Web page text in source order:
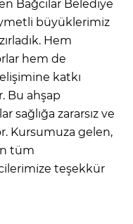
Bağcılar Belediye
büyüklerimiz
Hem
hem de
katkı
Bu ahşap
sağlığa zararsız ve
Kursumuza gelen,
tüm
teşekkür